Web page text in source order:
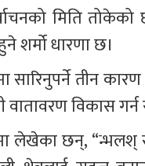
मिति
शर्मो धारणा छ।
सारिनुपर्ने तीन
विकास गर्न
छन्, “न्भलश्